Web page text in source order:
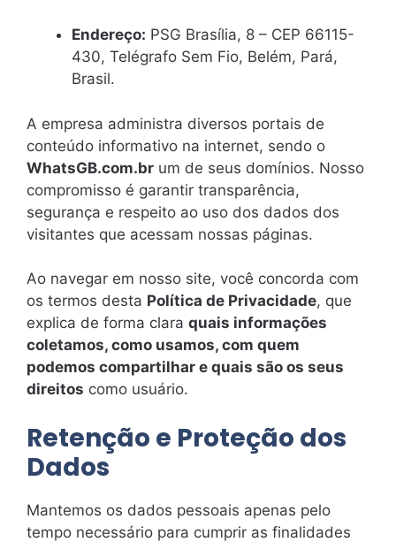
Endereço: PSG Brasília, 8 – CEP 66115-
430, Telégrafo Sem Fio, Belém, Pará,
Brasil.
A empresa administra diversos portais de
conteúdo informativo na internet, sendo o
WhatsGB.com.br um de seus domínios. Nosso
compromisso é garantir transparência,
segurança e respeito ao uso dos dados dos
visitantes que acessam nossas páginas.
Ao navegar em nosso site, você concorda com
os termos desta Política de Privacidade, que
explica de forma clara quais informações
coletamos, como usamos, com quem
podemos compartilhar e quais são os seus
direitos como usuário.
Retenção e Proteção dos
Dados
Mantemos os dados pessoais apenas pelo
tempo necessário para cumprir as finalidades